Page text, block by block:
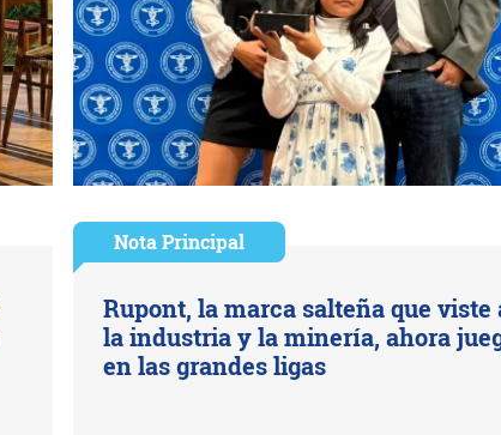
Nota Principal
Rupont, la marca salteña que viste
la industria y la minería, ahora
en las grandes ligas